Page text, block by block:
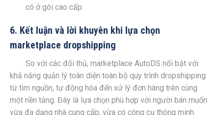
có ở gói cao cấp.
6. Kết luận và lời khuyên khi lựa chọn
marketplace dropshipping
So với các đối thủ, marketplace AutoDS nổi bật với
khả năng quản lý toàn diện toàn bộ quy trình dropshipping
từ tìm nguồn, tự động hóa đến xử lý đơn hàng trên cùng
một nền tảng. Đây là lựa chọn phù hợp với người bán muốn
vừa đa dạng nhà cung cấp, vừa có công cụ thông minh